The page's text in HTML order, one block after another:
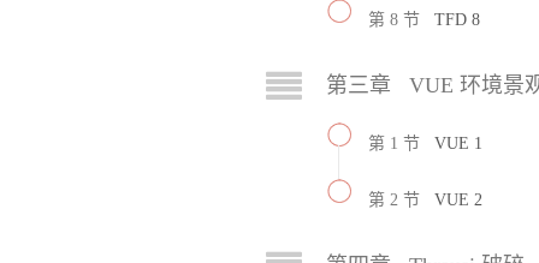
第 8 节 TFD 8
第三章 VUE 环境景
第 1 节 VUE 1
第 2 节 VUE 2